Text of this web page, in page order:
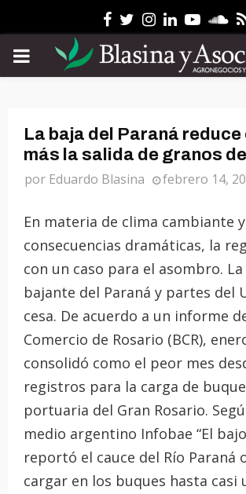
Facebook
Twitter
Instagram
Linkedin
PRIMARY
La baja del Paraná reduce
más la salida de granos
por Eduardo Blasina febrero 14,
En materia de clima cambiante y
consecuencias dramáticas, la
con un caso para el asombro.
bajante del Paraná y partes del
cesa. De acuerdo a un informe
Comercio de Rosario (BCR),
consolidó como el peor mes
registros para la carga de
portuaria del Gran Rosario.
medio argentino Infobae “El
reportó el cauce del Río Paraná
cargar en los buques hasta casi